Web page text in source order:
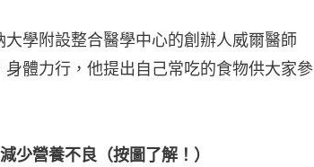
學附設整合醫學中心的創辦人威爾醫師
身體力行，他提出自己常吃的食物供大家參
少營養不良（按圖了解！）